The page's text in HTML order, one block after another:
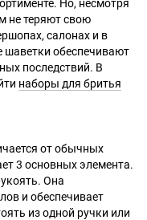
Но, несмотря
не теряют свою
салонах и в
обеспечивают
последствий. В
наборы для бритья
от обычных
3 основных элемента.
Она
и обеспечивает
из одной ручки или